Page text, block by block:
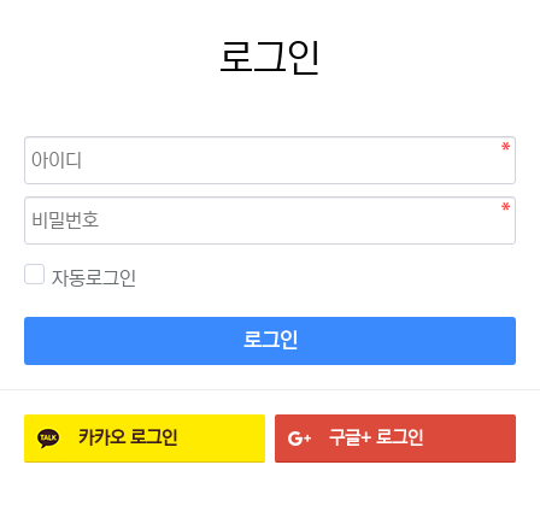
로그인
자동로그인
로그인
카카오로그인 구글+ 로그인